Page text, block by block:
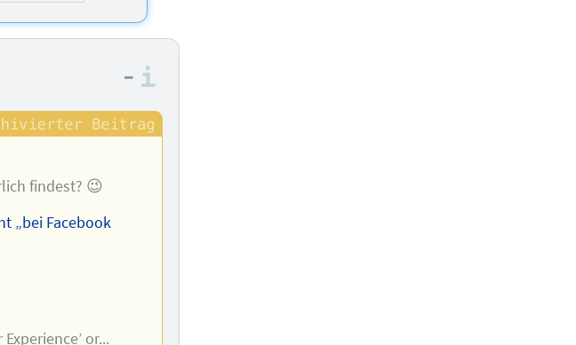
–
findest? 😉
„bei Facebook
Experience’ or...